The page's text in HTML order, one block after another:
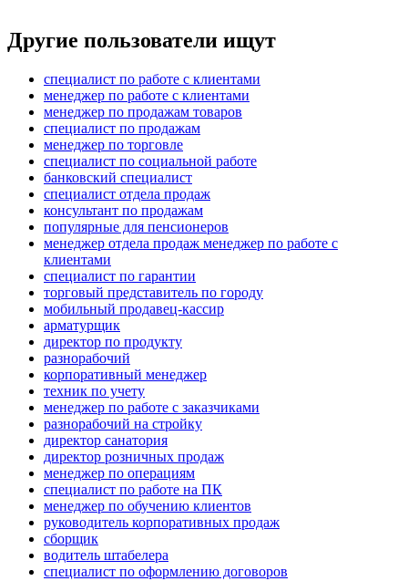
Другие пользователи ищут
специалист по работе с клиентами
менеджер по работе с клиентами
менеджер по продажам товаров
специалист по продажам
менеджер по торговле
специалист по социальной работе
банковский специалист
специалист отдела продаж
консультант по продажам
популярные для пенсионеров
менеджер отдела продаж менеджер по работе с
клиентами
специалист по гарантии
торговый представитель по городу
мобильный продавец-кассир
арматурщик
директор по продукту
разнорабочий
корпоративный менеджер
техник по учету
менеджер по работе с заказчиками
разнорабочий на стройку
директор санатория
директор розничных продаж
менеджер по операциям
специалист по работе на ПК
менеджер по обучению клиентов
руководитель корпоративных продаж
сборщик
водитель штабелера
специалист по оформлению договоров